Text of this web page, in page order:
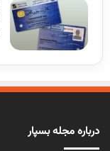
درباره مجله بسپار